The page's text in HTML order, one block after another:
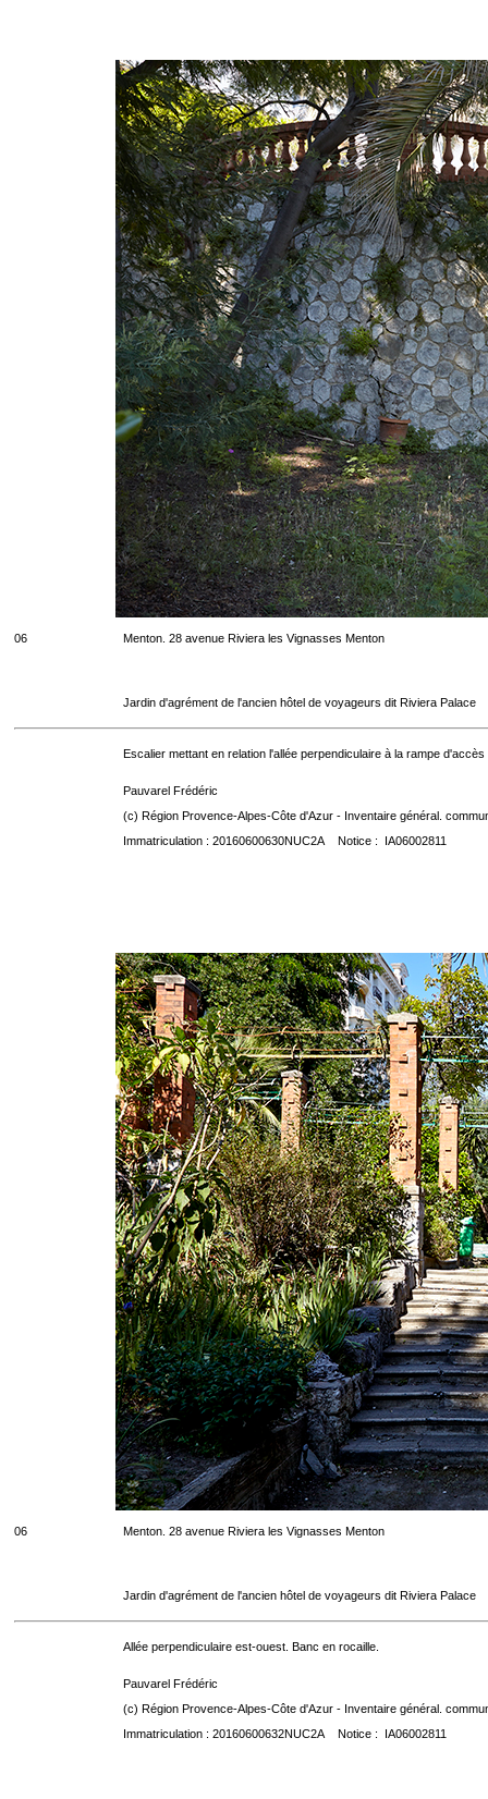
06 Menton. 28 avenue Riviera les Vignasses Menton
Jardin d'agrément de l'ancien hôtel de voyageurs dit Riviera Palace
Escalier mettant en relation l'allée perpendiculaire à la rampe
Pauvarel Frédéric
(c) Région Provence-Alpes-Côte d'Azur - Inventaire général.
Immatriculation : 20160600630NUC2A Notice : IA06002811
06 Menton. 28 avenue Riviera les Vignasses Menton
Jardin d'agrément de l'ancien hôtel de voyageurs dit Riviera Palace
Allée perpendiculaire est-ouest. Banc en rocaille.
Pauvarel Frédéric
(c) Région Provence-Alpes-Côte d'Azur - Inventaire général.
Immatriculation : 20160600632NUC2A Notice : IA06002811